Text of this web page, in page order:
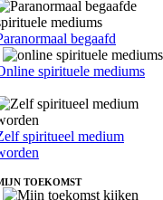
begaafd
spirituele mediums
spiritueel medium
TOEKOMST